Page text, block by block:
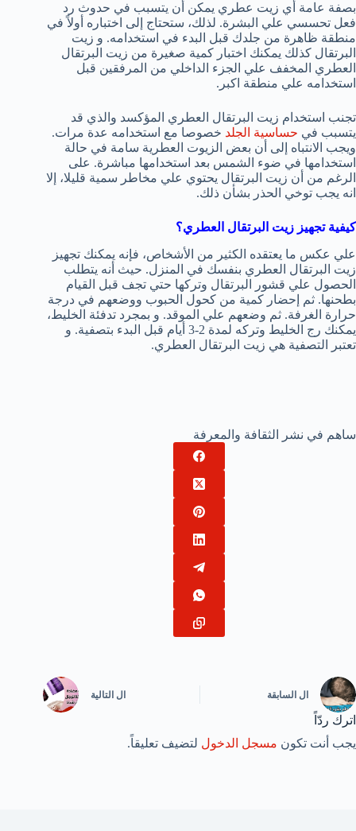
بصفة عامة أي زيت عطري يمكن أن يتسبب في حدوث رد
فعل تحسسي علي البشرة. لذلك، ستحتاج إلى اختباره أولاً في
منطقة ظاهرة من جلدك قبل البدء في استخدامه. و زيت
البرتقال كذلك يمكنك اختبار كمية صغيرة من زيت البرتقال
العطري المخفف علي الجزء الداخلي من المرفقين قبل
استخدامه علي منطقة اكبر.
تجنب استخدام زيت البرتقال العطري المؤكسد والذي قد
يتسبب في حساسية الجلد خصوصا مع استخدامه عدة مرات.
ويجب الانتباه إلى أن بعض الزيوت العطرية سامة في حالة
استخدامها في ضوء الشمس بعد استخدامها مباشرة. على
الرغم من أن زيت البرتقال يحتوي علي مخاطر سمية قليلا، إلا
انه يجب توخي الحذر بشأن ذلك.
كيفية تجهيز زيت البرتقال العطري؟
علي عكس ما يعتقده الكثير من الأشخاص، فإنه يمكنك تجهيز
زيت البرتقال العطري بنفسك في المنزل. حيث أنه يتطلب
الحصول علي قشور البرتقال وتركها حتي تجف قبل القيام
بطحنها. ثم إحضار كمية من كحول الحبوب ووضعهم في درجة
حرارة الغرفة. ثم وضعهم علي الموقد. و بمجرد تدفئة الخليط،
يمكنك رج الخليط وتركه لمدة 2-3 أيام قبل البدء بتصفية. و
تعتبر التصفية هي زيت البرتقال العطري.
ساهم في نشر الثقافة والمعرفة
ال السابقة ال التالية
اترك ردّاً
يجب أنت تكون مسجل الدخول لتضيف تعليقاً.